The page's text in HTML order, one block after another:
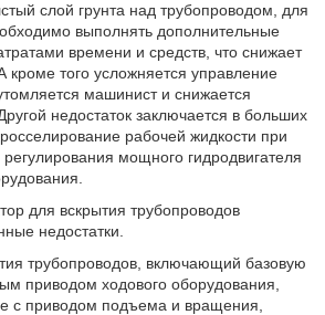
слой грунта над трубопроводом, для
выполнять дополнительные
времени и средств, что снижает
кроме того усложняется управление
машинист и снижается
недостаток заключается в больших
рабочей жидкости при
мощного гидродвигателя
для вскрытия трубопроводов
недостатки.
трубопроводов, включающий базовую
приводом ходового оборудования,
с приводом подъема и вращения,